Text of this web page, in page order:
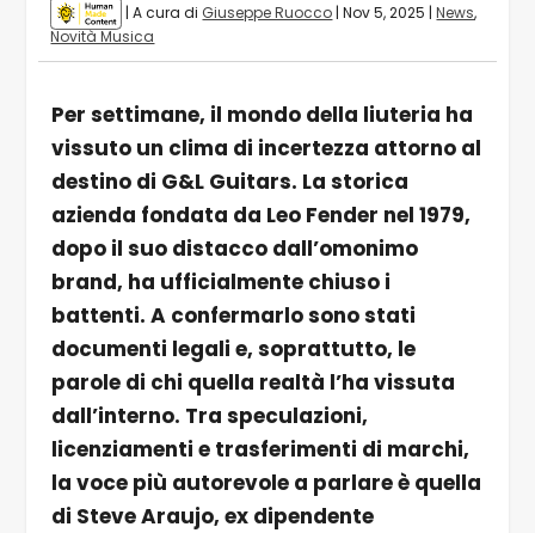
| A cura di Giuseppe Ruocco |Nov 5, 2025 |News,
Novità Musica
Per settimane, il mondo della liuteria ha
vissuto un clima di incertezza attorno al
destino di G&L Guitars. La storica
azienda fondata da Leo Fender nel 1979,
dopo il suo distacco dall’omonimo
brand, ha ufficialmente chiuso i
battenti. A confermarlo sono stati
documenti legali e, soprattutto, le
parole di chi quella realtà l’ha vissuta
dall’interno. Tra speculazioni,
licenziamenti e trasferimenti di marchi,
la voce più autorevole a parlare è quella
di Steve Araujo, ex dipendente